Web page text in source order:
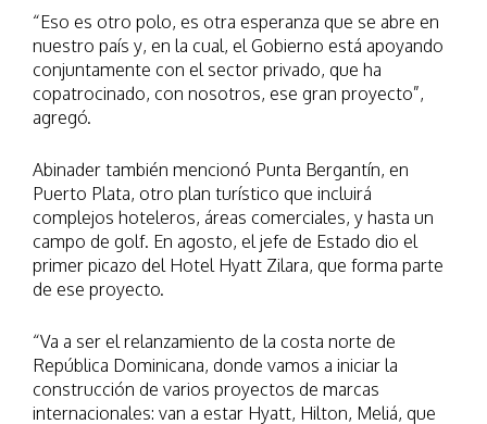
“Eso es otro polo, es otra esperanza que se abre en
nuestro país y, en la cual, el Gobierno está apoyando
conjuntamente con el sector privado, que ha
copatrocinado, con nosotros, ese gran proyecto”,
agregó.
Abinader también mencionó Punta Bergantín, en
Puerto Plata, otro plan turístico que incluirá
complejos hoteleros, áreas comerciales, y hasta un
campo de golf. En agosto, el jefe de Estado dio el
primer picazo del Hotel Hyatt Zilara, que forma parte
de ese proyecto.
“Va a ser el relanzamiento de la costa norte de
República Dominicana, donde vamos a iniciar la
construcción de varios proyectos de marcas
internacionales: van a estar Hyatt, Hilton, Meliá, que